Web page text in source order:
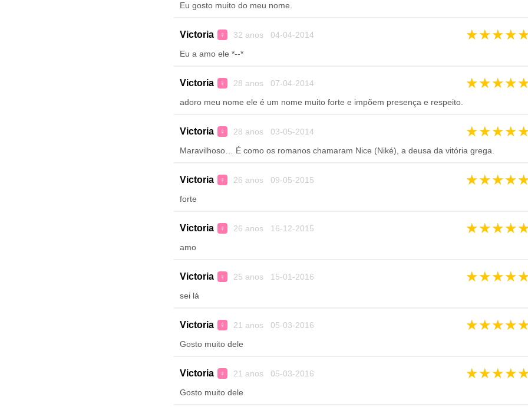
Eu gosto muito do meu nome.
Victoria ♀ 32 anos 04-04-2014 ★★★★
Eu a amo ele *--*
Victoria ♀ 28 anos 07-04-2014 ★★★★
adoro meu nome ele é um nome muito forte e impõem presença e respeito.
Victoria ♀ 28 anos 03-05-2014 ★★★★
Maravilhoso… É como os romanos chamaram Nice (Niké), a deusa da vitória grega.
Victoria ♀ 26 anos 09-05-2015 ★★★★
forte
Victoria ♀ 26 anos 16-12-2015 ★★★★
amo
Victoria ♀ 25 anos 15-01-2016 ★★★★
sei lá
Victoria ♀ 21 anos 05-03-2016 ★★★★
Gosto muito dele
Victoria ♀ 21 anos 05-03-2016 ★★★★
Gosto muito dele